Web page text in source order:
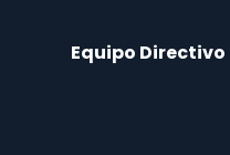
Equipo Directivo